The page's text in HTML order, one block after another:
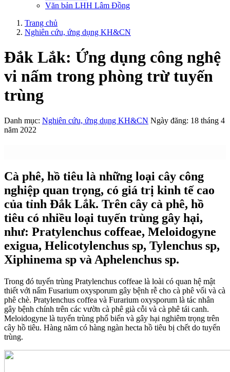
Văn bản LHH Lâm Đồng
Trang chủ
Nghiên cứu, ứng dụng KH&CN
Đắk Lắk: Ứng dụng công nghệ
vi nấm trong phòng trừ tuyến
trùng
Danh mục: Nghiên cứu, ứng dụng KH&CN Ngày đăng: 18 tháng 4
năm 2022
Cà phê, hồ tiêu là những loại cây công
nghiệp quan trọng, có giá trị kinh tế cao
của tỉnh Đắk Lắk. Trên cây cà phê, hồ
tiêu có nhiều loại tuyến trùng gây hại,
như: Pratylenchus coffeae, Meloidogyne
exigua, Helicotylenchus sp, Tylenchus sp,
Xiphinema sp và Aphelenchus sp.
Trong đó tuyến trùng Pratylenchus coffeae là loài có quan hệ mật
thiết với nấm Fusarium oxysporum gây bệnh rễ cho cà phê vối và cà
phê chè. Pratylenchus coffea và Furarium oxysporum là tác nhân
gây bệnh chính trên các vườn cà phê già cỗi và cà phê tái canh.
Meloidogyne là tuyến trùng phổ biến và gây hại nghiêm trọng trên
cây hồ tiêu. Hàng năm có hàng ngàn hecta hồ tiêu bị chết do tuyến
trùng.